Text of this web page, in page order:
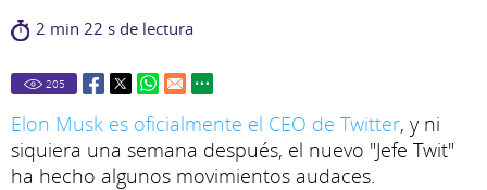
2 min 22 s de lectura
205
Elon Musk es oficialmente el CEO de Twitter, y ni
siquiera una semana después, el nuevo "Jefe Twit"
ha hecho algunos movimientos audaces.